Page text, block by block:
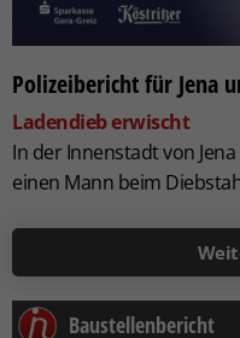
Polizeibericht für Jena
Ladendieb erwischt
In der Innenstadt von
einen Mann beim
Baustellenbericht